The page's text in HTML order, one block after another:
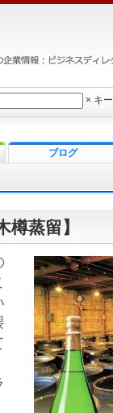
蒸留】
× キ
ブログ